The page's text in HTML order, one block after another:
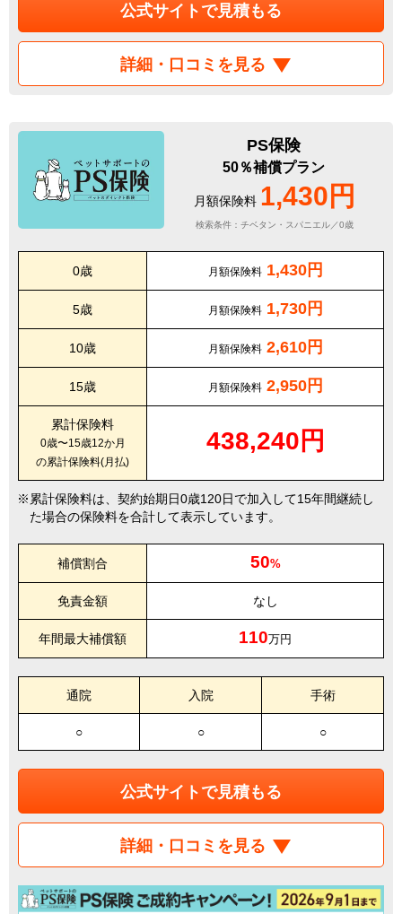
公式サイトで見積もる
詳細・口コミを見る
PS保険
50％補償プラン
月額保険料 1,430円
検索条件：チベタン・スパニエル／0歳
0歳 月額保険料 1,430円
5歳 月額保険料 1,730円
10歳 月額保険料 2,610円
15歳 月額保険料 2,950円
累計保険料
0歳〜15歳12か月
の累計保険料(月払)
438,240円
累計保険料は、契約始期日0歳120日で加入して15年間継続し
た場合の保険料を合計して表示しています。
補償割合 50%
免責金額 なし
年間最大補償額 110万円
通院 入院 手術
○ ○ ○
公式サイトで見積もる
詳細・口コミを見る